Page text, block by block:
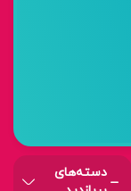
دسته‌های